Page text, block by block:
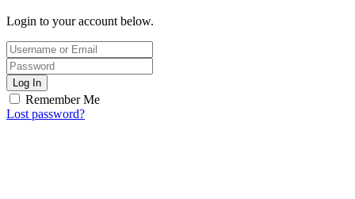
Login to your account below.
Log In
Remember Me
Lost password?